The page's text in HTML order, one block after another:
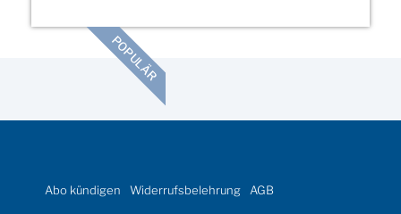
POPULÄR
Abo kündigen Widerrufsbelehrung AGB